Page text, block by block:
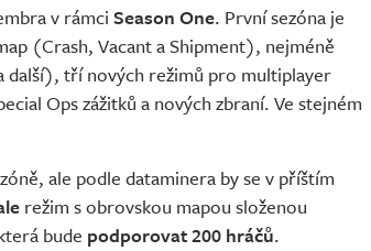
v rámciSeason One. První sezóna je
(Crash, Vacant a Shipment), nejméně
tří nových režimů pro multiplayer
Ops zážitků a nových zbraní. Ve stejném
ale podle dataminera by se v příštím
režim s obrovskou mapou složenou
bude podporovat 200 hráčů.